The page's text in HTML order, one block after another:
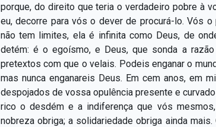
porque, do direito que teria o verdadeiro pobre
eu, decorre para vós o dever de procurá-lo. Vós
não tem limites, ela é infinita como Deus, de
detém: é o egoísmo, e Deus, que sonda a
pretextos com que o velais. Podeis enganar o
mas nunca enganareis Deus. Em cem anos, em
despojados de vossa opulência presente e
rico o desdém e a indiferença que vós
nobreza obriga; a solidariedade obriga ainda